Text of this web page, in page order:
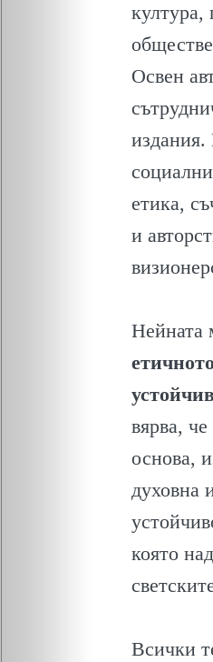
СЪБИТИЯ
БИЗНЕСЪТ
ЛИЧНОСТИ
култура,
Освен
издания.
етика,
и
Нейната
вярва,
основа,
духовна
която
Всички